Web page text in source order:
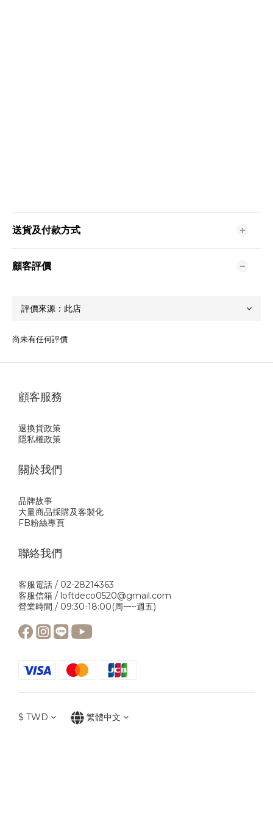
送貨及付款方式
顧客評價
尚未有任何評價
顧客服務
退換貨政策
隱私權政策
關於我們
品牌故事
大量商品採購及客製化
FB粉絲專頁
聯絡我們
客服電話 / 02-28214363
客服信箱 / loftdeco0520@gmail.com
營業時間 / 09:30-18:00(周一~週五)
$ TWD 繁體中文